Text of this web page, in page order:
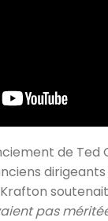
de Ted
pas